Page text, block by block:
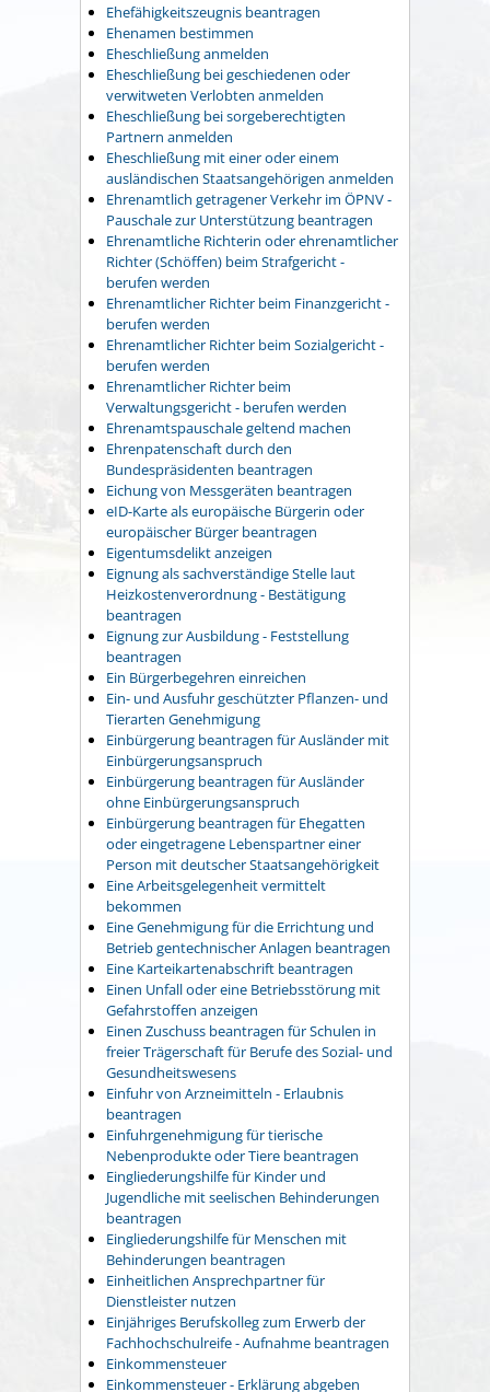
Ehefähigkeitszeugnis beantragen
Ehenamen bestimmen
Eheschließung anmelden
Eheschließung bei geschiedenen oder
verwitweten Verlobten anmelden
Eheschließung bei sorgeberechtigten
Partnern anmelden
Eheschließung mit einer oder einem
ausländischen Staatsangehörigen anmelden
Ehrenamtlich getragener Verkehr im ÖPNV -
Pauschale zur Unterstützung beantragen
Ehrenamtliche Richterin oder ehrenamtlicher
Richter (Schöffen) beim Strafgericht -
berufen werden
Ehrenamtlicher Richter beim Finanzgericht -
berufen werden
Ehrenamtlicher Richter beim Sozialgericht -
berufen werden
Ehrenamtlicher Richter beim
Verwaltungsgericht - berufen werden
Ehrenamtspauschale geltend machen
Ehrenpatenschaft durch den
Bundespräsidenten beantragen
Eichung von Messgeräten beantragen
eID-Karte als europäische Bürgerin oder
europäischer Bürger beantragen
Eigentumsdelikt anzeigen
Eignung als sachverständige Stelle laut
Heizkostenverordnung - Bestätigung
beantragen
Eignung zur Ausbildung - Feststellung
beantragen
Ein Bürgerbegehren einreichen
Ein- und Ausfuhr geschützter Pflanzen- und
Tierarten Genehmigung
Einbürgerung beantragen für Ausländer mit
Einbürgerungsanspruch
Einbürgerung beantragen für Ausländer
ohne Einbürgerungsanspruch
Einbürgerung beantragen für Ehegatten
oder eingetragene Lebenspartner einer
Person mit deutscher Staatsangehörigkeit
Eine Arbeitsgelegenheit vermittelt
bekommen
Eine Genehmigung für die Errichtung und
Betrieb gentechnischer Anlagen beantragen
Eine Karteikartenabschrift beantragen
Einen Unfall oder eine Betriebsstörung mit
Gefahrstoffen anzeigen
Einen Zuschuss beantragen für Schulen in
freier Trägerschaft für Berufe des Sozial- und
Gesundheitswesens
Einfuhr von Arzneimitteln - Erlaubnis
beantragen
Einfuhrgenehmigung für tierische
Nebenprodukte oder Tiere beantragen
Eingliederungshilfe für Kinder und
Jugendliche mit seelischen Behinderungen
beantragen
Eingliederungshilfe für Menschen mit
Behinderungen beantragen
Einheitlichen Ansprechpartner für
Dienstleister nutzen
Einjähriges Berufskolleg zum Erwerb der
Fachhochschulreife - Aufnahme beantragen
Einkommensteuer
Einkommensteuer - Erklärung abgeben